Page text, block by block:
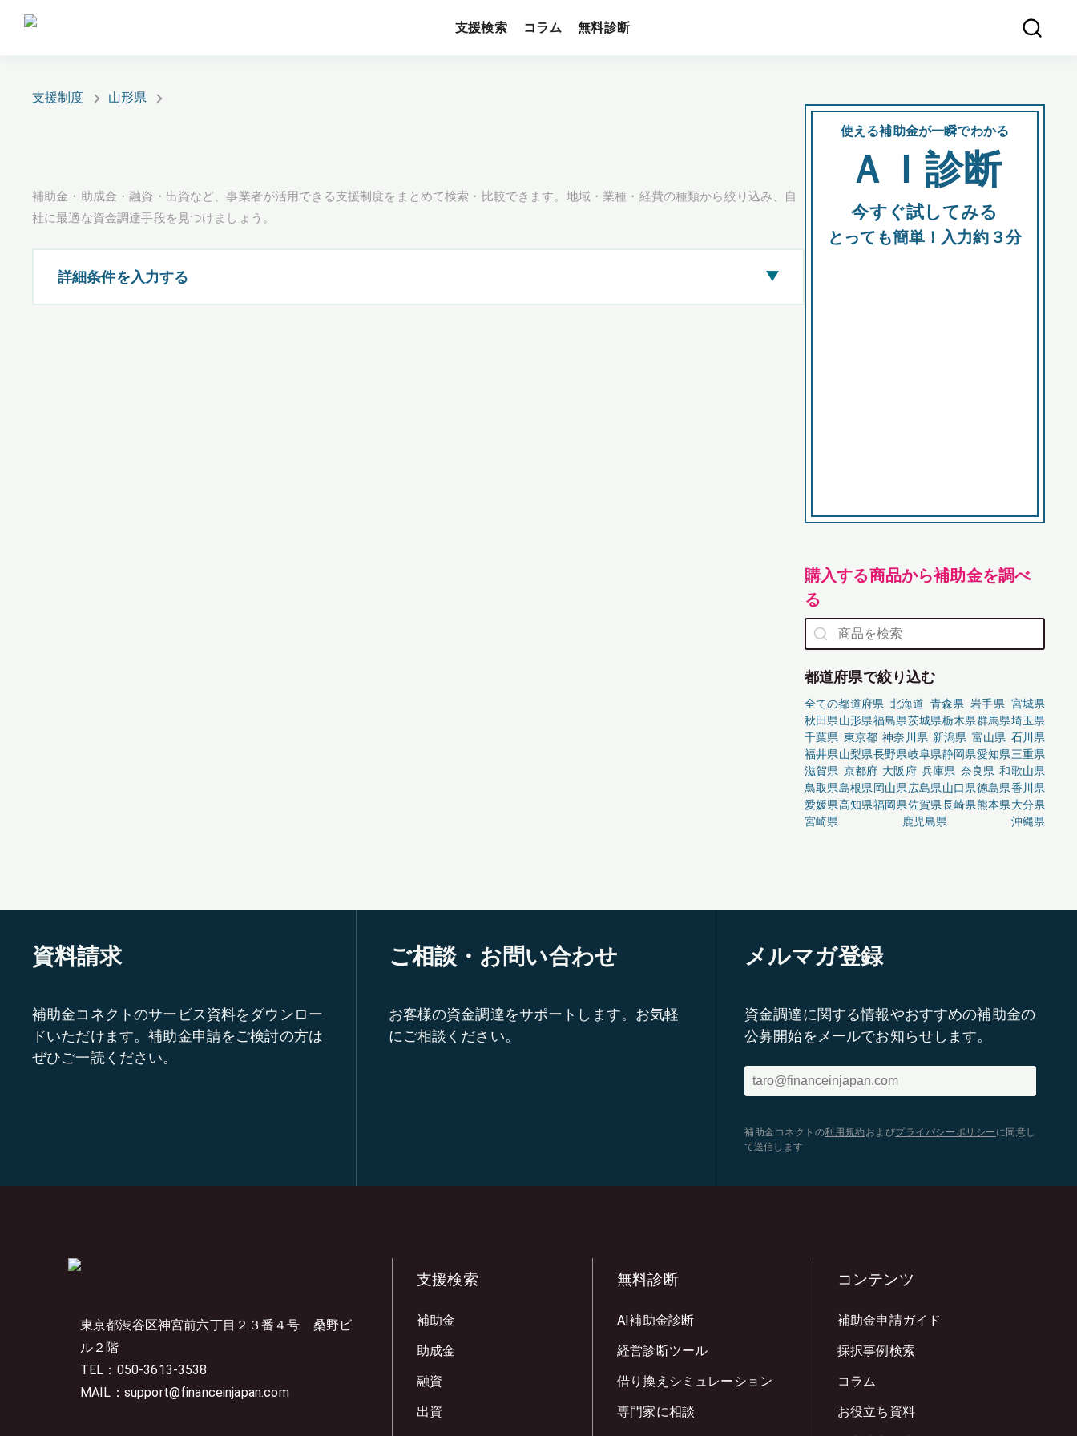
支援検索 コラム 無料診断
支援制度 山形県
補助金・助成金・融資・出資など、事業者が活用できる支援制度をまとめて検索・比較できます。地域・業種・経費の種類から絞り込み、自
社に最適な資金調達手段を見つけましょう。
詳細条件を入力する ▶
使える補助金が一瞬でわかる
ＡＩ診断
今すぐ試してみる
とっても簡単！入力約３分
購入する商品から補助金を調べ
る
都道府県で絞り込む
全ての都道府県 北海道 青森県 岩手県 宮城県
秋田県山形県福島県茨城県栃木県群馬県埼玉県
千葉県 東京都 神奈川県 新潟県 富山県 石川県
福井県山梨県長野県岐阜県静岡県愛知県三重県
滋賀県 京都府 大阪府 兵庫県 奈良県 和歌山県
鳥取県島根県岡山県広島県山口県徳島県香川県
愛媛県高知県福岡県佐賀県長崎県熊本県大分県
宮崎県
鹿児島県 沖縄県
資料請求
補助金コネクトのサービス資料をダウンロー
ドいただけます。補助金申請をご検討の方は
ぜひご一読ください。
ご相談・お問い合わせ
お客様の資金調達をサポートします。お気軽
にご相談ください。
メルマガ登録
資金調達に関する情報やおすすめの補助金の
公募開始をメールでお知らせします。
補助金コネクトの利用規約 およびプライバシーポリシー に同意し
て送信します
東京都渋谷区神宮前六丁目２３番４号 桑野ビ
ル２階
TEL：050-3613-3538
MAIL：support@financeinjapan.com
支援検索
補助金
助成金
融資
出資
無料診断
AI補助金診断
経営診断ツール
借り換えシミュレーション
専門家に相談
コンテンツ
補助金申請ガイド
採択事例検索
コラム
お役立ち資料